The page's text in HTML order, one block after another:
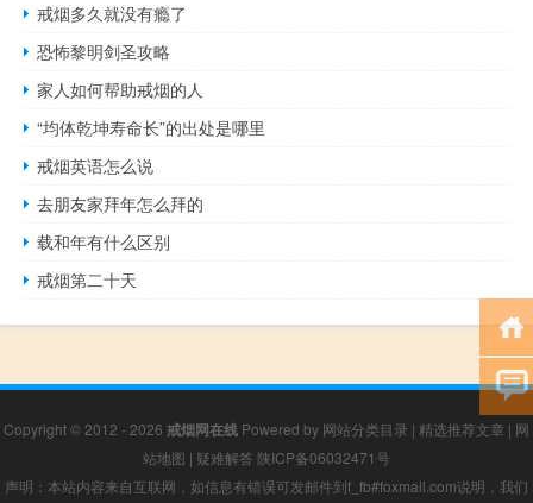
戒烟多久就没有瘾了
恐怖黎明剑圣攻略
家人如何帮助戒烟的人
“均体乾坤寿命长”的出处是哪里
戒烟英语怎么说
去朋友家拜年怎么拜的
载和年有什么区别
戒烟第二十天
Copyright © 2012 - 2026 戒烟网在线 Powered by 网站分类目录 | 精选推荐文章 | 网
站地图 | 疑难解答 陕ICP备06032471号
声明：本站内容来自互联网，如信息有错误可发邮件到f_fb#foxmail.com说明，我们